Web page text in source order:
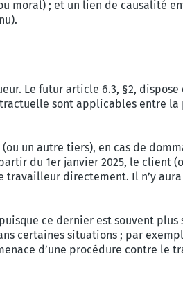
moral) ; et un lien de causalité
Le futur article 6.3, §2, dispose
sont applicables entre la
un autre tiers), en cas de
du 1er janvier 2025, le client
directement. Il n’y
ce dernier est souvent plus
certaines situations ; par
d’une procédure contre le